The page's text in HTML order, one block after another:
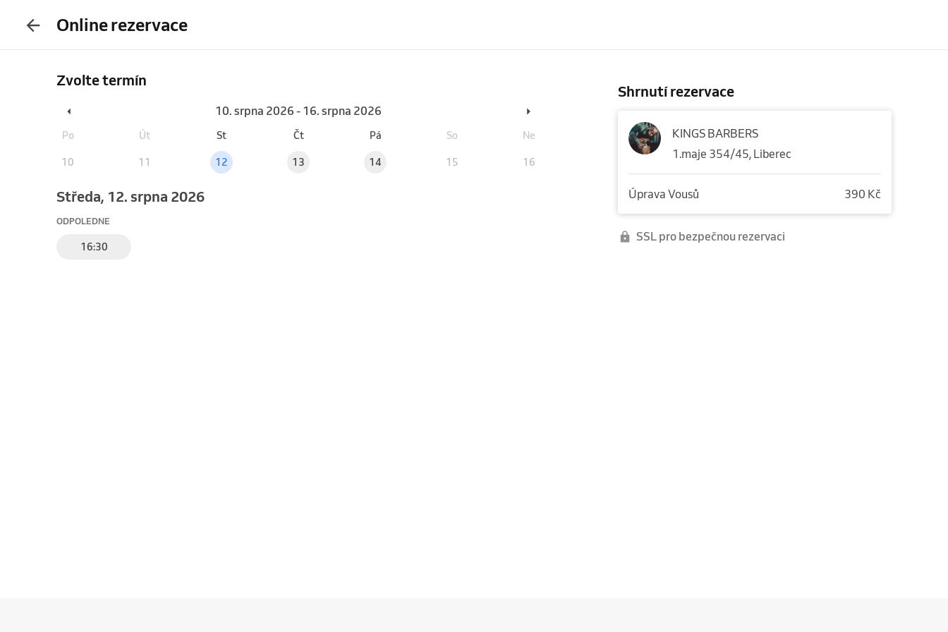
Online rezervace
Zvolte termín
10. srpna 2026 - 16. srpna 2026
Po Út St Čt Pá So Ne
10 11 12 13 14 15 16
středa, 12. srpna 2026
ODPOLEDNE
16:30
Shrnutí rezervace
KINGS BARBERS
1.maje 354/45, Liberec
Úprava Vousů 390 Kč
SSL pro bezpečnou rezervaci